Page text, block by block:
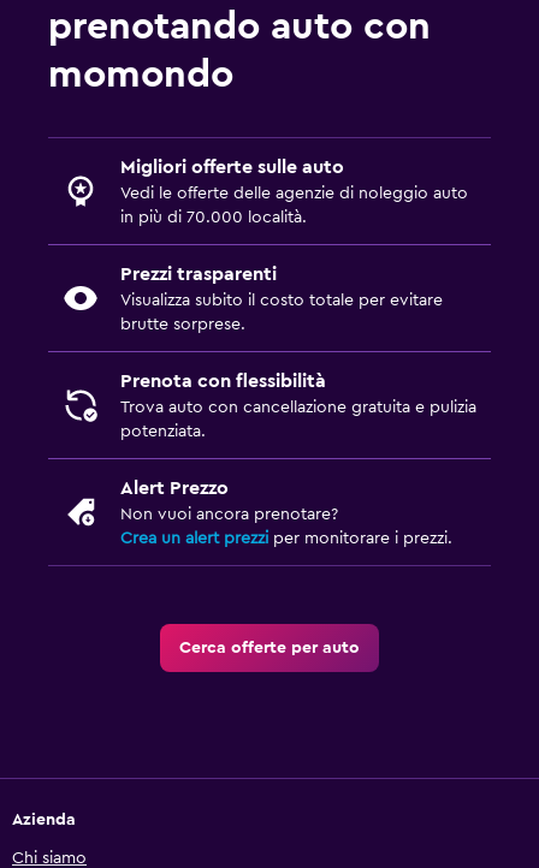
prenotando auto con
momondo
Migliori offerte sulle auto
Vedi le offerte delle agenzie di noleggio auto
in più di 70.000 località.
Prezzi trasparenti
Visualizza subito il costo totale per evitare
brutte sorprese.
Prenota con flessibilità
Trova auto con cancellazione gratuita e pulizia
potenziata.
Alert Prezzo
Non vuoi ancora prenotare?
Crea un alert prezzi per monitorare i prezzi.
Cerca offerte per auto
Azienda
Chi siamo